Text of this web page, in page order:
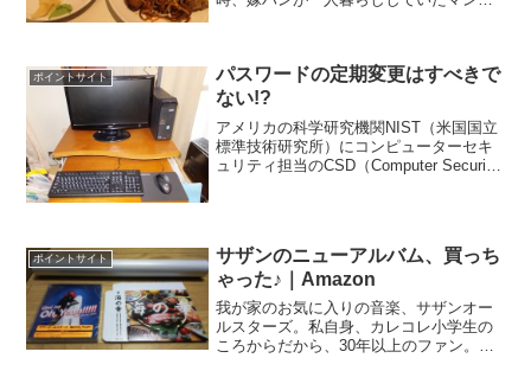
れがメチャク...
ポイントサイト
パスワードの定期変更はすべきで
ない!?
アメリカの科学研究機関NIST（米国国立
標準技術研究所）にコンピューターセキ
ュリティ担当のCSD（Computer Security
ポイントサイト
サザンのニューアルバム、買っち
ゃった♪｜Amazon
我が家のお気に入りの音楽、サザンオー
ルスターズ。私自身、カレコレ小学生の
ころからだから、30年以上のファン。サ